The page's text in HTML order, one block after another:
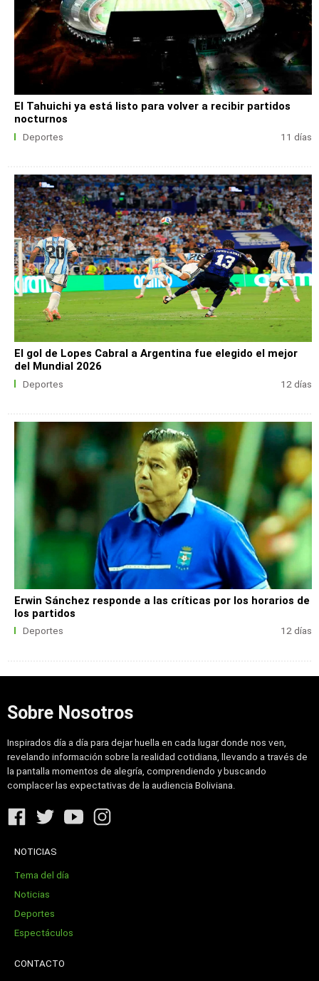
El Tahuichi ya está listo para volver a recibir partidos
nocturnos
Deportes 11 días
El gol de Lopes Cabral a Argentina fue elegido el mejor
del Mundial 2026
Deportes 12 días
Erwin Sánchez responde a las críticas por los horarios de
los partidos
Deportes 12 días
Sobre Nosotros
Inspirados día a día para dejar huella en cada lugar donde nos ven,
revelando información sobre la realidad cotidiana, llevando a través de
la pantalla momentos de alegría, comprendiendo y buscando
complacer las expectativas de la audiencia Boliviana.
NOTICIAS
Tema del día
Noticias
Deportes
Espectáculos
CONTACTO